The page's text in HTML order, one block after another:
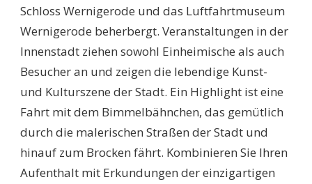
Schloss Wernigerode und das Luftfahrtmuseum
Wernigerode beherbergt. Veranstaltungen in der
Innenstadt ziehen sowohl Einheimische als auch
Besucher an und zeigen die lebendige Kunst-
und Kulturszene der Stadt. Ein Highlight ist eine
Fahrt mit dem Bimmelbähnchen, das gemütlich
durch die malerischen Straßen der Stadt und
hinauf zum Brocken fährt. Kombinieren Sie Ihren
Aufenthalt mit Erkundungen der einzigartigen